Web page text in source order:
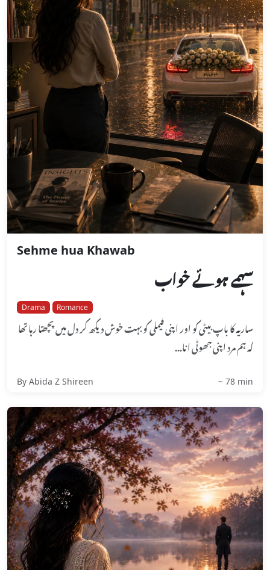
Sehme hua Khawab
سہمے ہوئے خواب
Drama Romance
ساریہ کا باپ بیٹی کو اور اپنی فیملی کو بہت خوش دیکھ کر دل میں پچھتا رہا تھا
کہ ہم مرد اپنی جھوٹی انا...
By Abida Z Shireen ~ 78 min